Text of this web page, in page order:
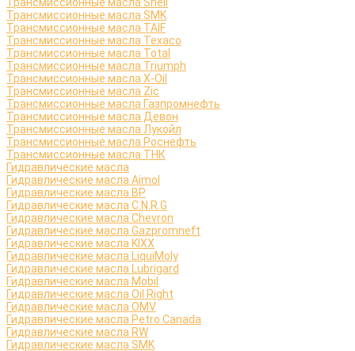
Трансмиссионные масла SMK
Трансмиссионные масла TAIF
Трансмиссионные масла Texaco
Трансмиссионные масла Total
Трансмиссионные масла Triumph
Трансмиссионные масла X-Oil
Трансмиссионные масла Zic
Трансмиссионные масла Газпромнефть
Трансмиссионные масла Девон
Трансмиссионные масла Лукойл
Трансмиссионные масла Роснефть
Трансмиссионные масла ТНК
Гидравлические масла
Гидравлические масла Aimol
Гидравлические масла BP
Гидравлические масла C.N.R.G
Гидравлические масла Chevron
Гидравлические масла Gazpromneft
Гидравлические масла KIXX
Гидравлические масла LiquiMoly
Гидравлические масла Lubrigard
Гидравлические масла Mobil
Гидравлические масла Oil Right
Гидравлические масла OMV
Гидравлические масла Petro Canada
Гидравлические масла RW
Гидравлические масла SMK